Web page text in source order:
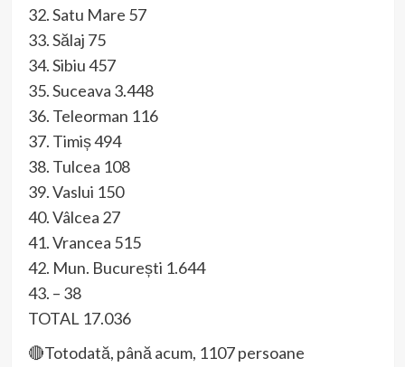
32. Satu Mare 57
33. Sălaj 75
34. Sibiu 457
35. Suceava 3.448
36. Teleorman 116
37. Timiș 494
38. Tulcea 108
39. Vaslui 150
40. Vâlcea 27
41. Vrancea 515
42. Mun. București 1.644
43. – 38
TOTAL 17.036
🔴Totodată, până acum, 1107 persoane